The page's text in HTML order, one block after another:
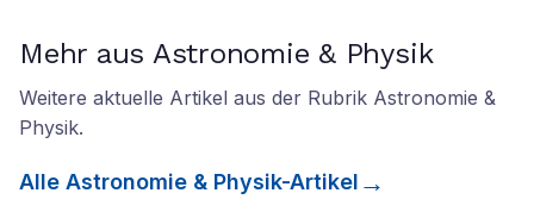
Mehr aus Astronomie & Physik
Weitere aktuelle Artikel aus der Rubrik Astronomie &
Physik.
Alle Astronomie & Physik-Artikel